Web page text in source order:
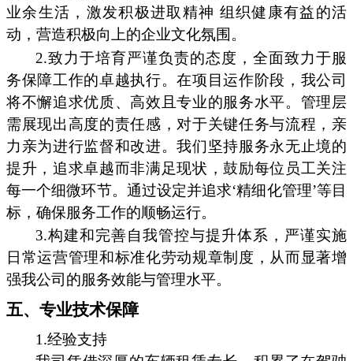
业余生活，激发积极进取精神 组织健康有益的活
动，营造积极向上的企业文化氛围。
2.致力于培育严谨负责的态度，全面致力于服
务保障工作的卓越执行。在项目运作阶段，我公司
将不懈追求优质、高效且专业的服务水平。管理层
需展现出高度的责任感，对于关键任务与流程，亲
力亲为进行监督和改进。我们坚持服务永无止境的
提升，追求卓越而非满足现状，鼓励每位员工关注
每一个细微环节。通过设定并追求‘精细化管理’等目
标，确保服务工作的顺畅运行。
3.构建和完善自我管控与提升体系，严谨实施
日常运营管理和标准化劳动规章制度，从而显著增
强我公司的服务效能与管理水平。
五、专业技术保障
1.经验支持